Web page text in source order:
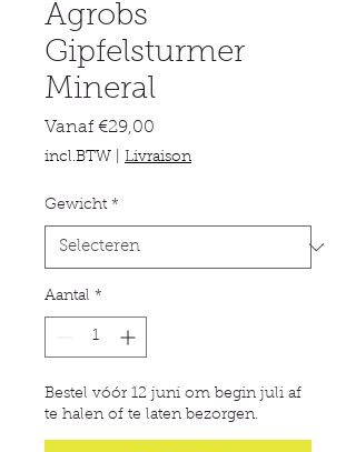
Agrobs
Gipfelsturmer
Mineral
Vanaf €29,00
incl.BTW Livraison
Gewicht *
Aantal *
Bestel vóór 12 juni om begin juli af
te halen of te laten bezorgen.